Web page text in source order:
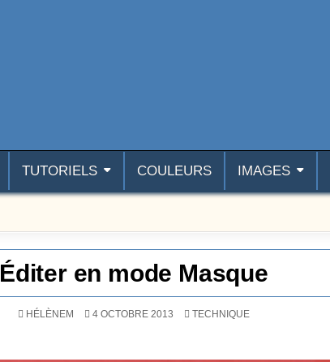
TUTORIELS COULEURS IMAGES
Éditer en mode Masque
HÉLÈNEM 4 OCTOBRE 2013 POSTÉ DANS
TECHNIQUE